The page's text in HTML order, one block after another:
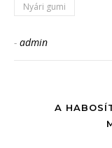
Nyári gumi
- admin
A